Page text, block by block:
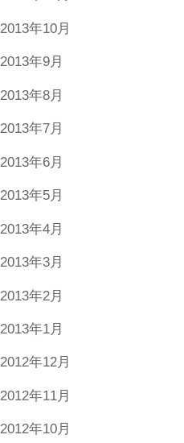
2013年10月
2013年9月
2013年8月
2013年7月
2013年6月
2013年5月
2013年4月
2013年3月
2013年2月
2013年1月
2012年12月
2012年11月
2012年10月